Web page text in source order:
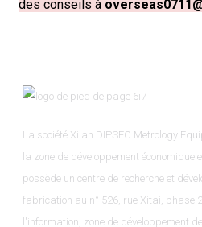
des conseils à
La société Xi'an DIPSEC Metrology
la zone de développement économique
possède un centre de recherche et
fabrication au n° 526, rue Xitai, phase
l'information, zone de développement